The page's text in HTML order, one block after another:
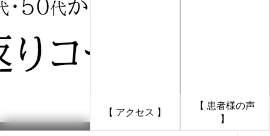
【 アクセス 】
【 患者様の声
】